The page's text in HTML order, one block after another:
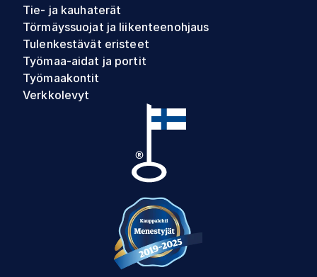
Tie- ja kauhaterät
Törmäyssuojat ja liikenteenohjaus
Tulenkestävät eristeet
Työmaa-aidat ja portit
Työmaakontit
Verkkolevyt